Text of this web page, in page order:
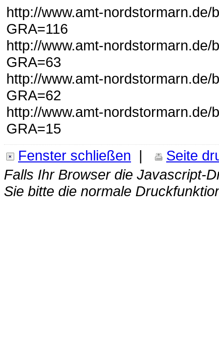
http://www.amt-
GRA=116
http://www.amt-
GRA=63
http://www.amt-
GRA=62
http://www.amt-
GRA=15
Fenster schließen |
Seite
Falls Ihr Browser die Javascript-
Sie bitte die normale